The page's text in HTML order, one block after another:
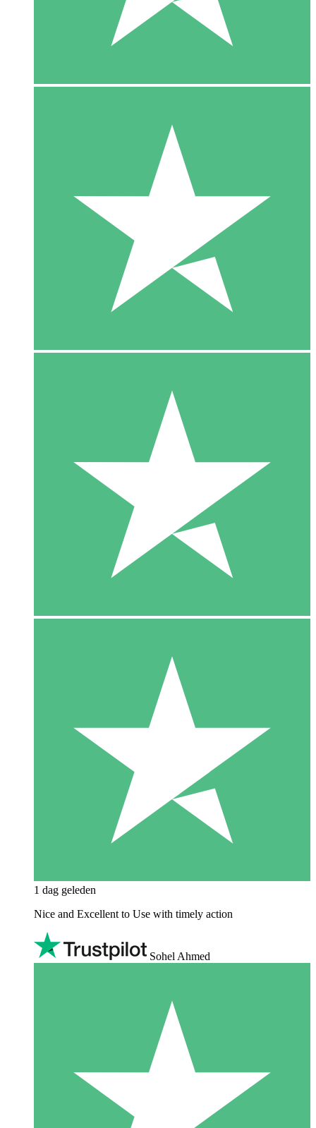
1 dag geleden
Nice and Excellent to Use with timely action
Sohel Ahmed